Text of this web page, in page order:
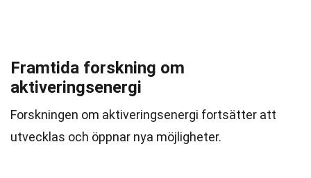
Framtida forskning om
aktiveringsenergi
Forskningen om aktiveringsenergi fortsätter att
utvecklas och öppnar nya möjligheter.